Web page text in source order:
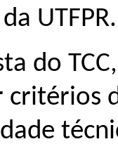
UTFPR.
do
critérios